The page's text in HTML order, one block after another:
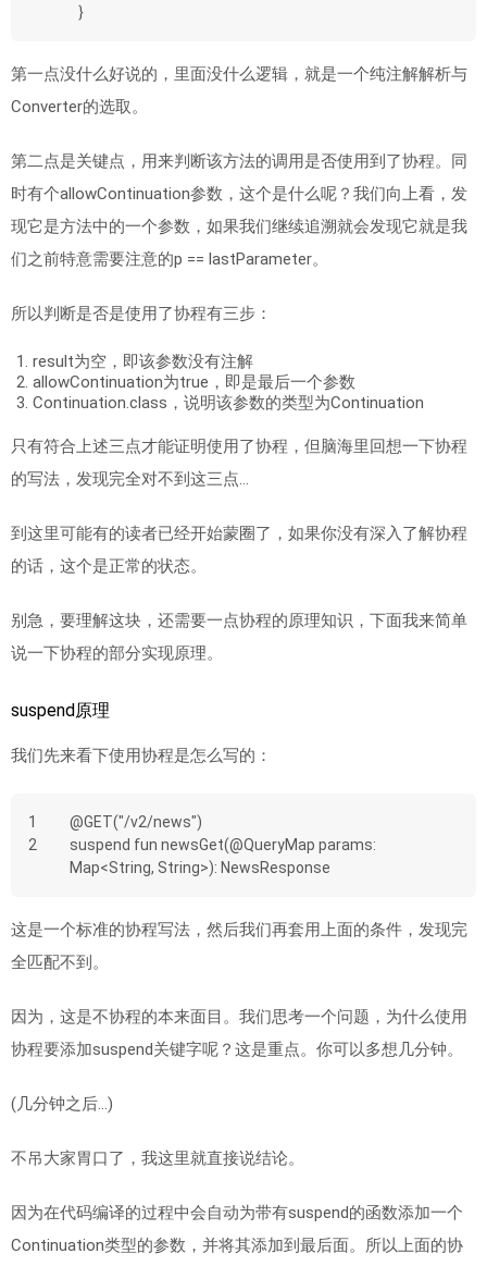
}
第一点没什么好说的，里面没什么逻辑，就是一个纯注解解析与
Converter的选取。
第二点是关键点，用来判断该方法的调用是否使用到了协程。同
时有个allowContinuation参数，这个是什么呢？我们向上看，发
现它是方法中的一个参数，如果我们继续追溯就会发现它就是我
们之前特意需要注意的p == lastParameter。
所以判断是否是使用了协程有三步：
result为空，即该参数没有注解
allowContinuation为true，即是最后一个参数
Continuation.class，说明该参数的类型为Continuation
只有符合上述三点才能证明使用了协程，但脑海里回想一下协程
的写法，发现完全对不到这三点…
到这里可能有的读者已经开始蒙圈了，如果你没有深入了解协程
的话，这个是正常的状态。
别急，要理解这块，还需要一点协程的原理知识，下面我来简单
说一下协程的部分实现原理。
suspend原理
我们先来看下使用协程是怎么写的：
1
2
@GET("/v2/news")
suspend fun newsGet(@QueryMap params:
Map<String, String>): NewsResponse
这是一个标准的协程写法，然后我们再套用上面的条件，发现完
全匹配不到。
因为，这是不协程的本来面目。我们思考一个问题，为什么使用
协程要添加suspend关键字呢？这是重点。你可以多想几分钟。
(几分钟之后…)
不吊大家胃口了，我这里就直接说结论。
因为在代码编译的过程中会自动为带有suspend的函数添加一个
Continuation类型的参数，并将其添加到最后面。所以上面的协